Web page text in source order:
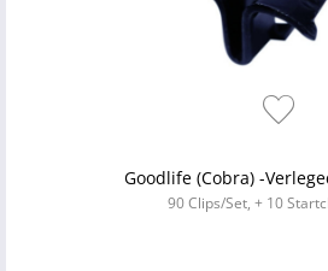
Goodlife (Cobra) -
90 Clips/Set, + 10